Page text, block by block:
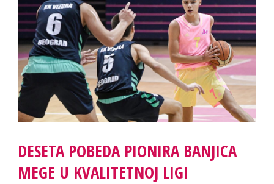
DESETA POBEDA PIONIRA BANJICA
MEGE U KVALITETNOJ LIGI